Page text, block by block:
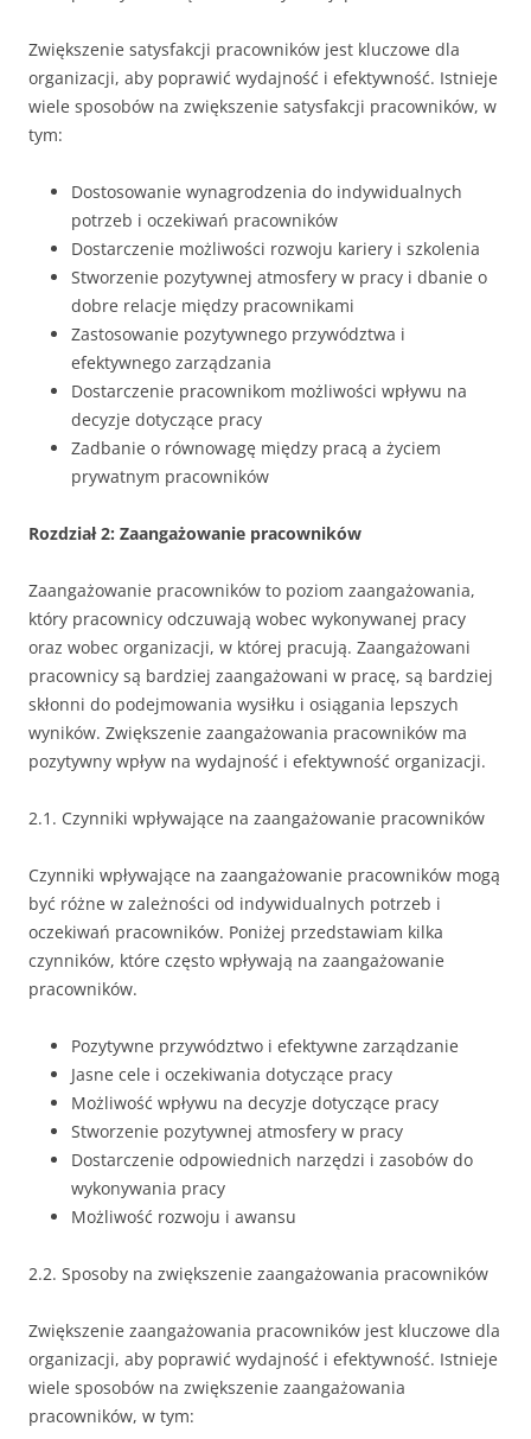
Zwiększenie satysfakcji pracowników jest kluczowe dla
organizacji, aby poprawić wydajność i efektywność. Istnieje
wiele sposobów na zwiększenie satysfakcji pracowników, w
tym:
Dostosowanie wynagrodzenia do indywidualnych
potrzeb i oczekiwań pracowników
Dostarczenie możliwości rozwoju kariery i szkolenia
Stworzenie pozytywnej atmosfery w pracy i dbanie o
dobre relacje między pracownikami
Zastosowanie pozytywnego przywództwa i
efektywnego zarządzania
Dostarczenie pracownikom możliwości wpływu na
decyzje dotyczące pracy
Zadbanie o równowagę między pracą a życiem
prywatnym pracowników
Rozdział 2: Zaangażowanie pracowników
Zaangażowanie pracowników to poziom zaangażowania,
który pracownicy odczuwają wobec wykonywanej pracy
oraz wobec organizacji, w której pracują. Zaangażowani
pracownicy są bardziej zaangażowani w pracę, są bardziej
skłonni do podejmowania wysiłku i osiągania lepszych
wyników. Zwiększenie zaangażowania pracowników ma
pozytywny wpływ na wydajność i efektywność organizacji.
2.1. Czynniki wpływające na zaangażowanie pracowników
Czynniki wpływające na zaangażowanie pracowników mogą
być różne w zależności od indywidualnych potrzeb i
oczekiwań pracowników. Poniżej przedstawiam kilka
czynników, które często wpływają na zaangażowanie
pracowników.
Pozytywne przywództwo i efektywne zarządzanie
Jasne cele i oczekiwania dotyczące pracy
Możliwość wpływu na decyzje dotyczące pracy
Stworzenie pozytywnej atmosfery w pracy
Dostarczenie odpowiednich narzędzi i zasobów do
wykonywania pracy
Możliwość rozwoju i awansu
2.2. Sposoby na zwiększenie zaangażowania pracowników
Zwiększenie zaangażowania pracowników jest kluczowe dla
organizacji, aby poprawić wydajność i efektywność. Istnieje
wiele sposobów na zwiększenie zaangażowania
pracowników, w tym: